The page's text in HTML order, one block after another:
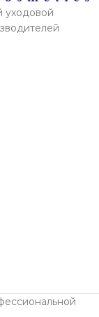
уходовой